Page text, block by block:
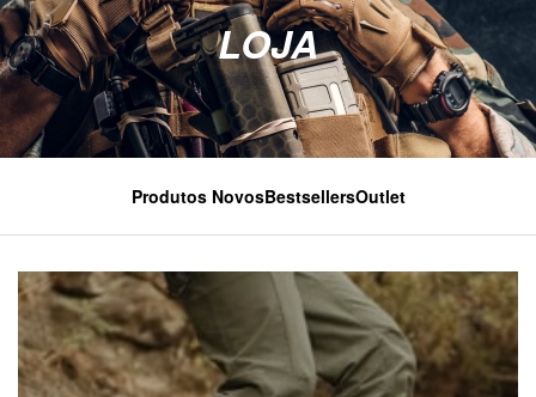
LOJA
Produtos NovosBestsellersOutlet